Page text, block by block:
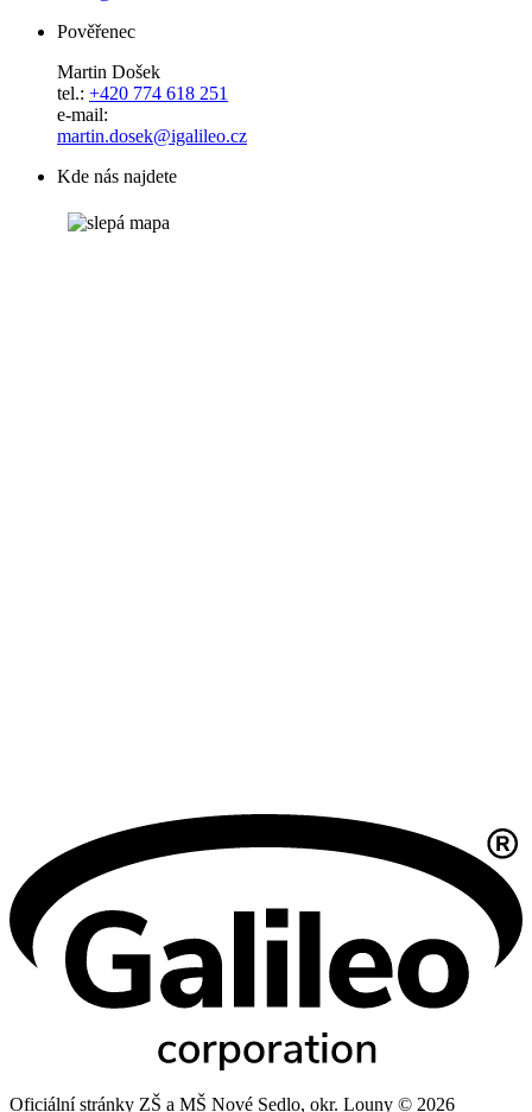
Pověřenec
Martin Došek
tel.: +420 774 618 251
e-mail:
​​​​​​​martin.dosek@igalileo.cz
Kde nás najdete
Oficiální stránky ZŠ a MŠ Nové Sedlo, okr. Louny © 2026